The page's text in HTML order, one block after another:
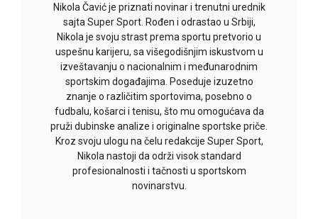
Nikola Čavić je priznati novinar i trenutni urednik
sajta Super Sport. Rođen i odrastao u Srbiji,
Nikola je svoju strast prema sportu pretvorio u
uspešnu karijeru, sa višegodišnjim iskustvom u
izveštavanju o nacionalnim i međunarodnim
sportskim događajima. Poseduje izuzetno
znanje o različitim sportovima, posebno o
fudbalu, košarci i tenisu, što mu omogućava da
pruži dubinske analize i originalne sportske priče.
Kroz svoju ulogu na čelu redakcije Super Sport,
Nikola nastoji da održi visok standard
profesionalnosti i tačnosti u sportskom
novinarstvu.